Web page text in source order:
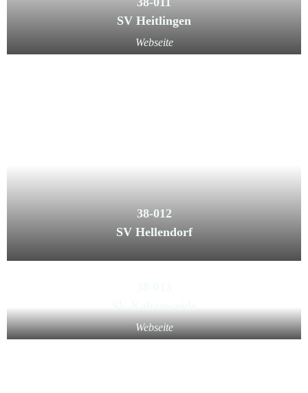
SV Heitlingen
Webseite
38-012
SV Hellendorf
Webseite